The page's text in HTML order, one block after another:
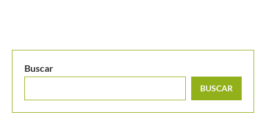
Buscar
BUSCAR